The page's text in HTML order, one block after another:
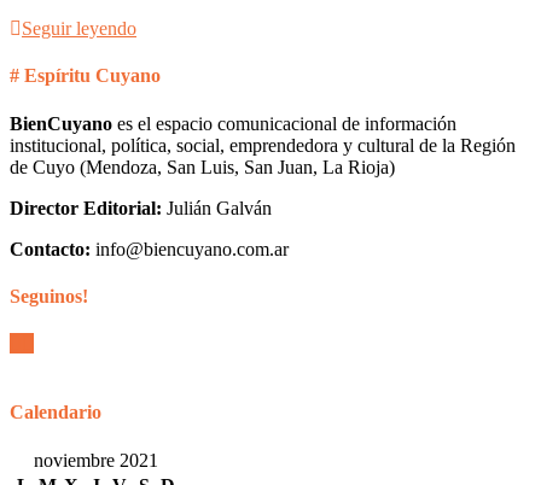
Seguir leyendo
# Espíritu Cuyano
BienCuyano es el espacio comunicacional de información
institucional, política, social, emprendedora y cultural de la Región
de Cuyo (Mendoza, San Luis, San Juan, La Rioja)
Director Editorial: Julián Galván
Contacto: info@biencuyano.com.ar
Seguinos!
Calendario
noviembre 2021